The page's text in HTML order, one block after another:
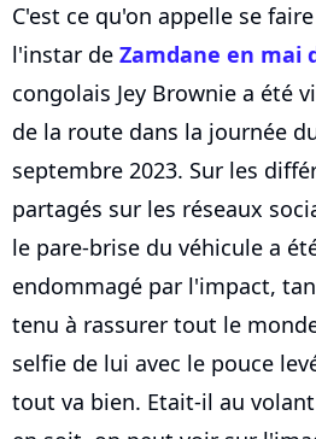
C'est ce qu'on appelle se
l'instar de Zamdane en mai
congolais Jey Brownie a été
de la route dans la journée
septembre 2023. Sur les
partagés sur les réseaux
le pare-brise du véhicule a
endommagé par l'impact,
tenu à rassurer tout le
selfie de lui avec le pouce
tout va bien. Etait-il au